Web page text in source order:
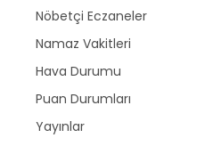
Nöbetçi Eczaneler
Namaz Vakitleri
Hava Durumu
Puan Durumları
Yayınlar